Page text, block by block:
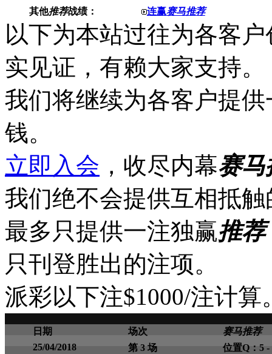
其他推荐战绩： 连赢赛马推荐
以下为本站过往为各客
实见证，有赖大家支持。
我们将继续为各客户提
钱。
立即入会 ，收尽内幕赛马
我们绝不会提供互相抵触
最多只提供一注独赢推荐
只刊登胜出的注项。
派彩以下注$1000/注计算
日期 场次
赛马推荐
25/04/2018
第 3 场
位置Q：5